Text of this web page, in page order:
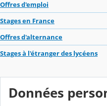
Offres d'emploi
Stages en France
Offres d'alternance
Stages à l'étranger des lycéens
Données